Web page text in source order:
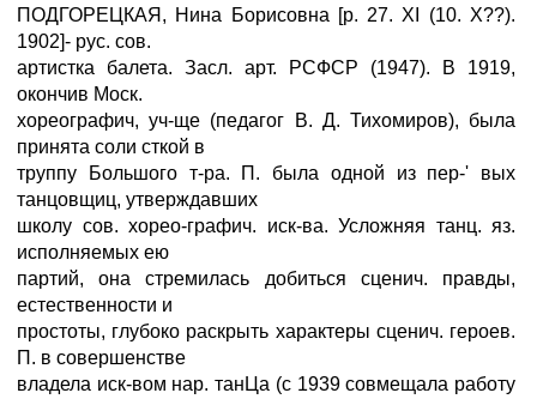
ПОДГОРЕЦКАЯ, Нина Борисовна [р. 27. XI (10. Х??).
1902]- рус. сов.
артистка балета. Засл. арт. РСФСР (1947). В 1919,
окончив Моск.
хореографич, уч-ще (педагог В. Д. Тихомиров), была
принята соли сткой в
труппу Большого т-ра. П. была одной из пер-' вых
танцовщиц, утверждавших
школу сов. хорео-графич. иск-ва. Усложняя танц. яз.
исполняемых ею
партий, она стремилась добиться сценич. правды,
естественности и
простоты, глубоко раскрыть характеры сценич. героев.
П. в совершенстве
владела иск-вом нар. танЦа (с 1939 совмещала работу